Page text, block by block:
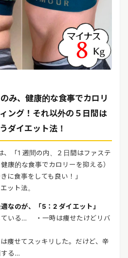
み、健康的な食事でカロリ
ング！それ以外の５日間は
ダイエット法！
、「1 週間の内、２日間はファステ
康的な食事でカロリーを抑える）
に食事をしても良い！」
ット法。
なのが、「5：2 ダイエット」
ている… ・一時は痩せたけどリバ
痩せてスッキリした。だけど、辛
する…